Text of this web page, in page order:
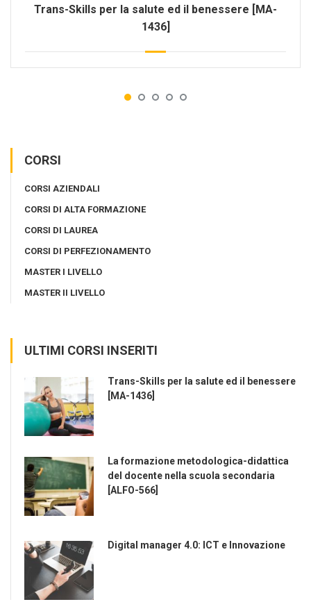
Trans-Skills per la salute ed il benessere [MA-
1436]
CORSI
CORSI AZIENDALI
CORSI DI ALTA FORMAZIONE
CORSI DI LAUREA
CORSI DI PERFEZIONAMENTO
MASTER I LIVELLO
MASTER II LIVELLO
ULTIMI CORSI INSERITI
Trans-Skills per la salute ed il benessere
[MA-1436]
La formazione metodologica-didattica
del docente nella scuola secondaria
[ALFO-566]
Digital manager 4.0: ICT e Innovazione